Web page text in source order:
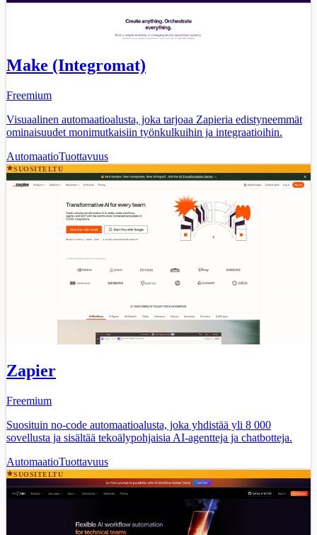
Make (Integromat)
Freemium
Visuaalinen automaatioalusta, joka tarjoaa Zapieria edistyneemmät
ominaisuudet monimutkaisiin työnkulkuihin ja integraatioihin.
AutomaatioTuottavuus
SUOSITELTU
Zapier
Freemium
Suosituin no-code automaatioalusta, joka yhdistää yli 8 000
sovellusta ja sisältää tekoälypohjaisia AI-agentteja ja chatbotteja.
AutomaatioTuottavuus
SUOSITELTU